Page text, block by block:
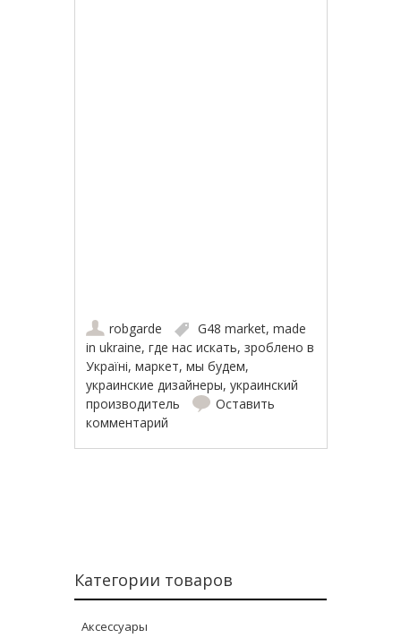
robgarde G48 market,made
in ukraine,где нас искать,зроблено в
Україні,маркет,мы будем,
украинские дизайнеры,украинский
производитель
Оставить
комментарий
Категории товаров
Аксессуары